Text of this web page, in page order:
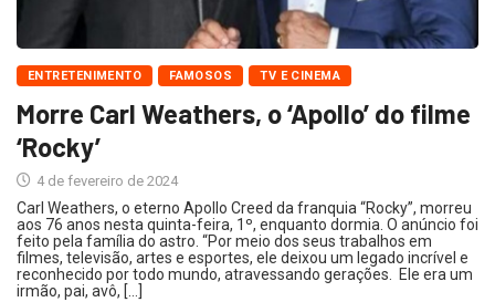
ENTRETENIMENTO FAMOSOS TV E CINEMA
Morre Carl Weathers, o ‘Apollo’ do filme
‘Rocky’
4 de fevereiro de 2024
Carl Weathers, o eterno Apollo Creed da franquia “Rocky”, morreu
aos 76 anos nesta quinta-feira, 1º, enquanto dormia. O anúncio foi
feito pela família do astro. “Por meio dos seus trabalhos em
filmes, televisão, artes e esportes, ele deixou um legado incrível e
reconhecido por todo mundo, atravessando gerações. Ele era um
irmão, pai, avô, […]